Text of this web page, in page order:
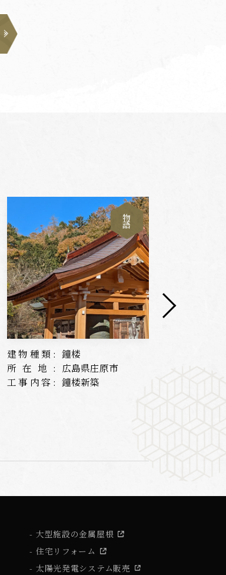
物
語
建物種類: 鐘楼
所在地: 広島県庄原市
工事内容: 鐘楼新築
大型施設の金属屋根
住宅リフォーム
太陽光発電システム販売